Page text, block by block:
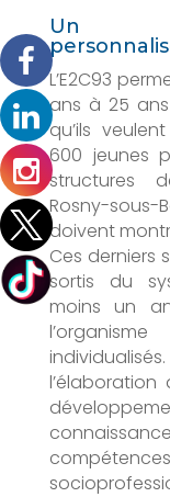
Un
L’E2C93
ans à 25
qu’ils
600 jeunes
structures
Rosny-sous-
doivent
Ces derniers
sortis du
moins un
l’élaboration